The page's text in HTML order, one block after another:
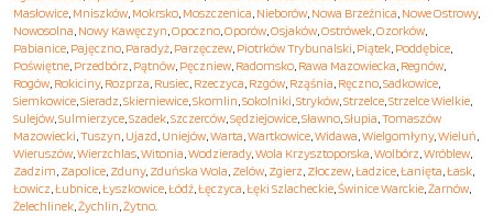
Masłowice, Mniszków, Mokrsko, Moszczenica, Nieborów, Nowa Brzeźnica, Nowe Ostrowy,
Nowosolna, Nowy Kawęczyn,Opoczno,Oporów,Osjaków,Ostrówek,Ozorków,
Pabianice, Pajęczno, Paradyż, Parzęczew, Piotrków Trybunalski, Piątek, Poddębice,
Poświętne, Przedbórz, Pątnów, Pęczniew, Radomsko, Rawa Mazowiecka, Regnów,
Rogów, Rokiciny, Rozprza, Rusiec, Rzeczyca, Rzgów, Rząśnia, Ręczno,Sadkowice,
Siemkowice,Sieradz,Skierniewice,Skomlin,Sokolniki,Stryków,Strzelce,Strzelce Wielkie,
Sulejów,Sulmierzyce,Szadek,Szczerców,Sędziejowice,Sławno,Słupia,Tomaszów
Mazowiecki,Tuszyn, Ujazd, Uniejów,Warta,Wartkowice,Widawa,Wielgomłyny,Wieluń,
Wieruszów,Wierzchlas,Witonia,Wodzierady,Wola Krzysztoporska,Wolbórz,Wróblew,
Zadzim, Zapolice, Zduny, Zduńska Wola, Zelów, Zgierz, Złoczew,Ładzice,Łanięta,Łask,
Łowicz,Łubnice,Łyszkowice,Łódź,Łęczyca,Łęki Szlacheckie,Świnice Warckie,Żarnów,
Żelechlinek,Żychlin,Żytno.